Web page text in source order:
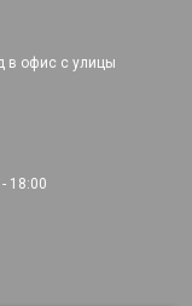
в офис с улицы
18:00